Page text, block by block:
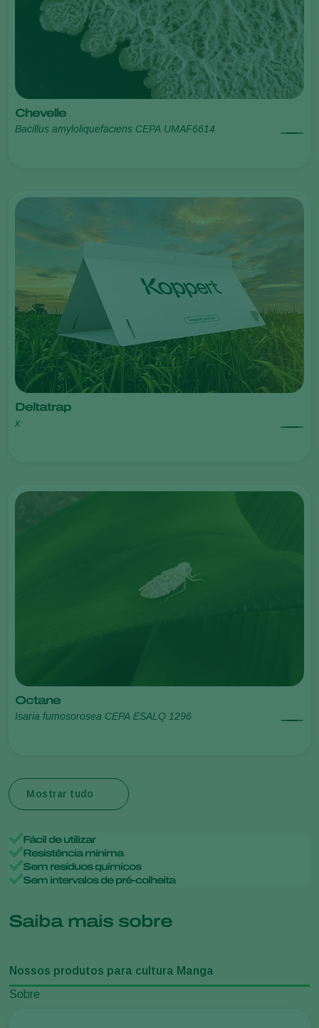
Chevelle
Bacillus amyloliquefaciens CEPA UMAF6614
Deltatrap
x
Octane
Isaria fumosorosea CEPA ESALQ 1296
Mostrar tudo
Fácil de utilizar
Resistência mínima
Sem resíduos químicos
Sem intervalos de pré-colheita
Saiba mais sobre
Nossos produtos para cultura Manga
Sobre